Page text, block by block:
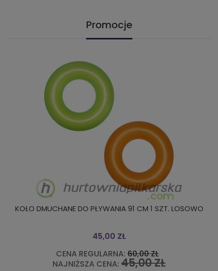
Promocje
KOŁO DMUCHANE DO PŁYWANIA 91 CM 1 SZT. LOSOWO
45,00 ZŁ
CENA REGULARNA: 60,00 ZŁ
NAJNIŻSZA CENA: 45,00 ZŁ